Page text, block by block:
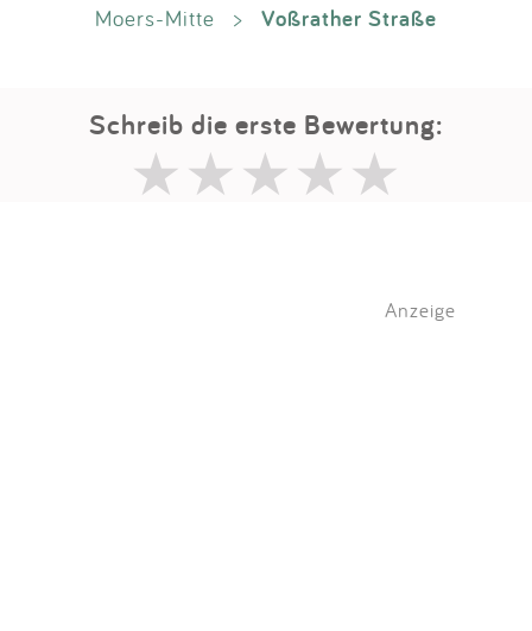
Moers-Mitte
> Voßrather Straße
Schreib die erste Bewertung:
Anzeige